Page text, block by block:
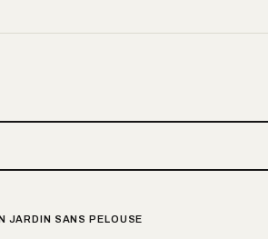
JARDIN SANS PELOUSE